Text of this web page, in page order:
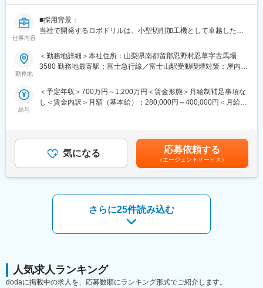
理職や品質管理・保証全体の統括などへのステップアップも可能
です。
やすい環境が整っています。
・工場は整理整頓なども重視されており、きれいで働きやすい環
境です
■会社の魅力：
が拡大中で、新たに工場を設立したり、ユニークな人事制度やプ
ロジェクトが多くあります。
■会社の雰囲気：
若手社員を中心とした新しい企業カルチャーの創造の場として
「仕事わくわくプロジェクト」を進めています。社長の長年の想
にしたい！そうしてこの時代の荒波を乗り越える力を身につけて
ほしい！」という想いに賛同・実現する為に自ずと集まった社員
たちが主導でワクワクする職場作りに励んでいます。
仕事内容
■採用背景：
当社で開発するロボドリルは、小型切削加工機として卓越した加
量産加工や電極・モデル加工、医療器具部品の加工など幅広い加
工分野に使用されています。
今後の更なる技術革新と市場拡大に向けて、ロボドリルを共に創
っていく仲間を求めています。
（2）C++を用いたWindowsネイティブアプリ開発
の各ソフトチームに配属を予定し、ロボドリルの設計開発を行い
ます。
大規模な開発プロジェクトでは、ソフトチーム全体で取組みま
は、個人単位で行うものもあります。
※将来的には経験がないスキル（ラダー言語など）も学んでいただ
き、ソフト開発全般を行えるようになることを期待しています。
きます(座学など含めて1週間程度)。その後、現場配属となり、
OJTにて業務を学んでいただく予定です。
勤務地
＜勤務地詳細＞本社住所：山梨県南都留郡忍野村忍草字古馬場
3580 勤務地最寄駅：富士急行線／富士山駅受動喫煙対策：屋内全
給与
＜予定年収＞700万円～1,200万円＜賃金形態＞月給制補足事項な
し＜賃金内訳＞月額（基本給）：280,000円～400,000円＜月給＞
の金額であり、選考を通じて上下する可能性があります。月給(月
額)は固定手当を含めた表記です。
気になる 応募依頼する
（エージェントサービス）
さらに25件読み込む
人気求人ランキング
dodaに掲載中の求人を、応募数順にランキング形式でご紹介します。